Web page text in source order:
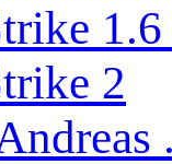
1.6
2